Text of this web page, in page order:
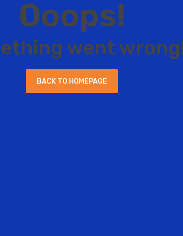
Ooops!
ething went wrong
BACK TO HOM EPAG E